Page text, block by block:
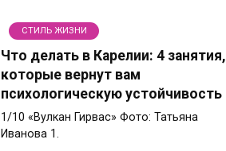
СТИЛЬ ЖИЗНИ
Что делать в Карелии: 4 занятия,
которые вернут вам
психологическую устойчивость
1/10 «Вулкан Гирвас» Фото: Татьяна
Иванова 1.